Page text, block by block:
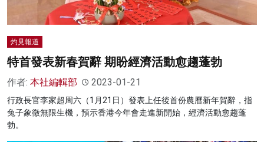
灼見報道
特首發表新春賀辭 期盼經濟活動愈趨蓬勃
作者: 本社編輯部 2023-01-21
行政長官李家超周六（1月21日）發表上任後首份農曆新年賀辭，指
兔子象徵無限生機，預示香港今年會走進新開始，經濟活動愈趨蓬
勃。